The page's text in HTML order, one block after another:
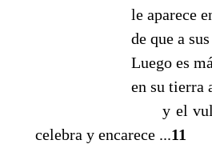
le aparece en
de que a sus
Luego es mártir,
en su tierra a un
y el vulgo
celebra y encarece ...11